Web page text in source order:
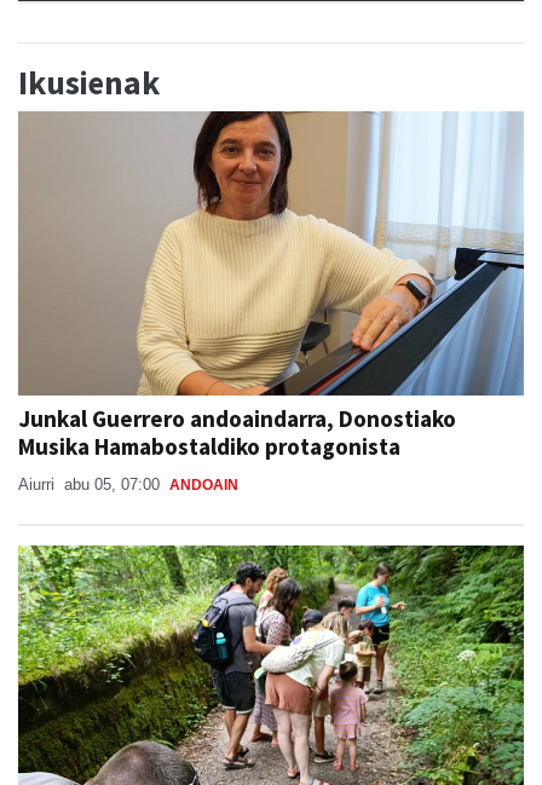
Ikusienak
Junkal Guerrero andoaindarra, Donostiako
Musika Hamabostaldiko protagonista
Aiurri abu 05, 07:00 ANDOAIN